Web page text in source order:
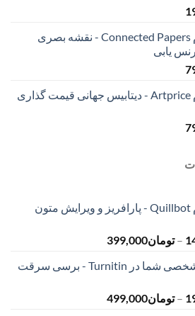
اکانت پرمیوم Connected Papers - نقشه بصری
یابی
اکانت پرمیوم Artprice - دیتابیس جهانی قیمت ‌گذاری
اکانت پرمیوم Quillbot - پارافریز و ویرایش متون
– تومان399,000
تومان145,000
تومان399,000
شارژ اکانت شخصی شما در Turnitin - برسی سرقت
– تومان499,000محدوده